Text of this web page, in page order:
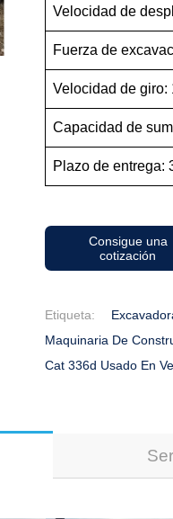
Velocidad de
Fuerza de
Velocidad de giro:
Capacidad de
Plazo de entrega:
Consigue una
cotización
Etiqueta:
Maquinaria De
Cat 336d Usado En